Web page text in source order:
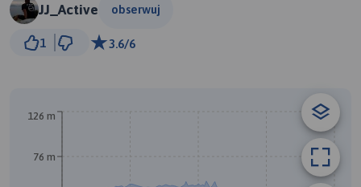
JJ_Active obserwuj
1 3.6/6
76 m
126 m